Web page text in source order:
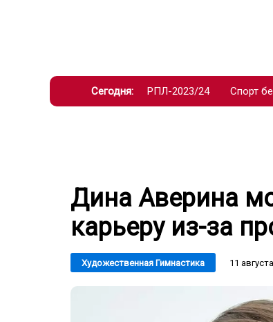
Сегодня: РПЛ-2023/24 Спорт
Дина Аверина
карьеру из-за
Художественная Гимнастика 11